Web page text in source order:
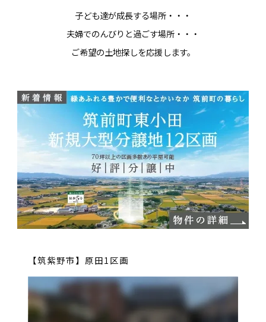
子ども達が成長する場所・・・
夫婦でのんびりと過ごす場所・・・
ご希望の土地探しを応援します。
【筑紫野市】原田1区画